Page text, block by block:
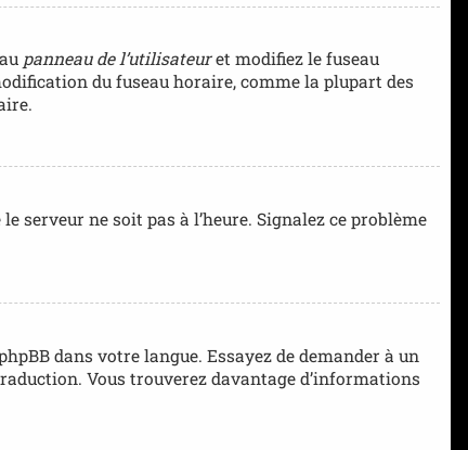
panneau de l’utilisateuret modifiez le fuseau
du fuseau horaire, comme la plupart des
serveur ne soit pas à l’heure. Signalez ce problème
dans votre langue. Essayez de demander à un
Vous trouverez davantage d’informations